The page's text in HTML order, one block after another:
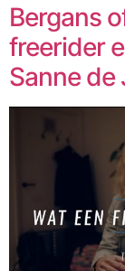
Bergans
freerider
Sanne de